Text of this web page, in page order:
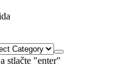
stlačte "enter"